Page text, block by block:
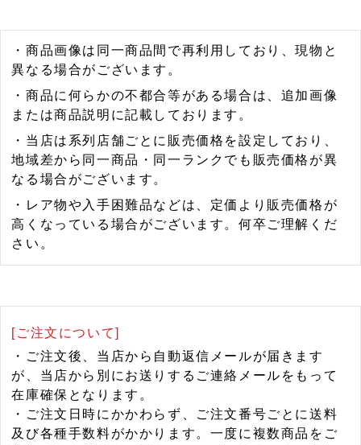
・商品画像は同一商品間で再利用しており、現物と
異なる場合がございます。
・商品に何らかの不都合等がある場合は、追加画像
または商品説明に記載しております。
・当店は系列店舗ごとに販売価格を設定しており、
地域差から同一商品・同一ランクでも販売価格が異
なる場合がございます。
・レア物や入手困難品などは、定価より販売価格が
高くなっている場合がございます。何卒ご理解くだ
さい。
[ご注文について]
・ご注文後、当店から自動返信メールが届きます
が、当店から別にお送りするご連絡メールをもって
在庫確保となります。
・ご注文日時にかかわらず、ご注文番号ごとに送料
及び各種手数料がかかります。一度に複数商品をご